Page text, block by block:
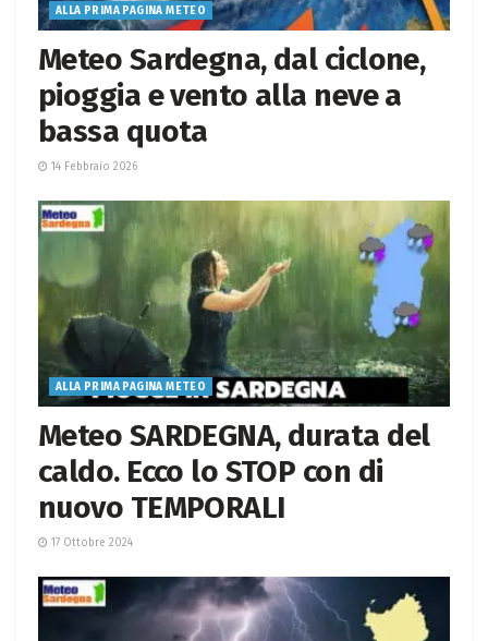
ALLA PRIMA PAGINA METEO
Meteo Sardegna, dal ciclone,
pioggia e vento alla neve a
bassa quota
14 Febbraio 2026
ALLA PRIMA PAGINA METEO
Meteo SARDEGNA, durata del
caldo. Ecco lo STOP con di
nuovo TEMPORALI
17 Ottobre 2024